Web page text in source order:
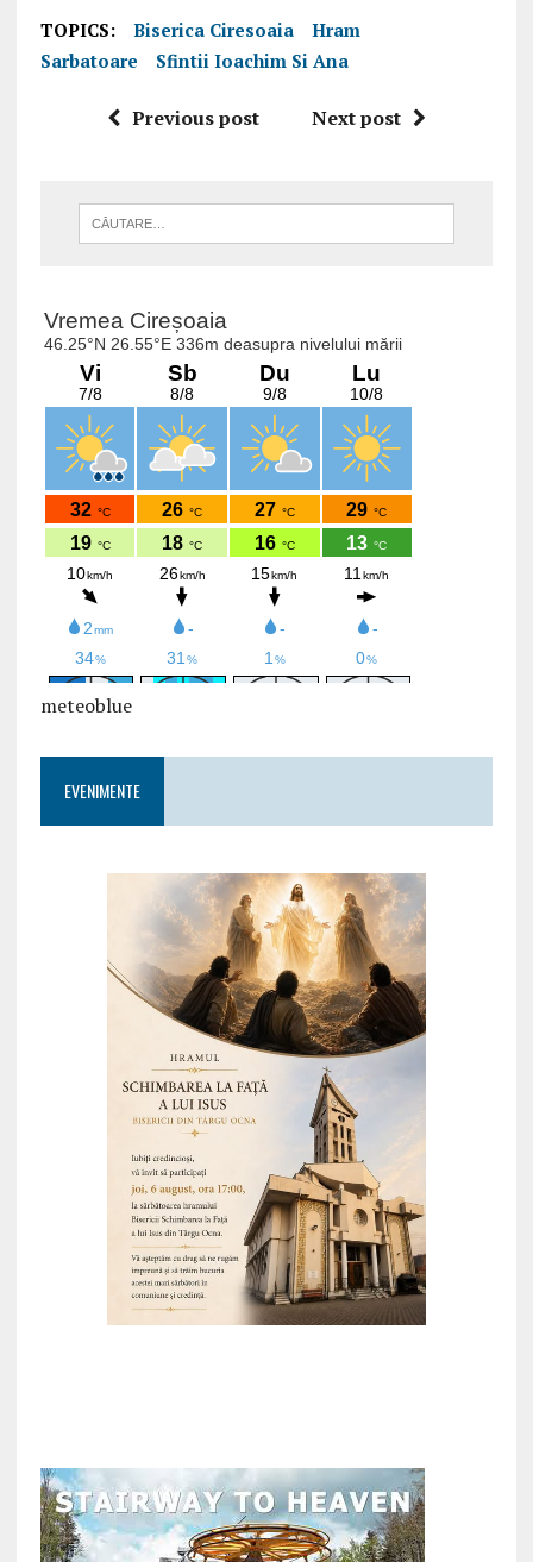
TOPICS: Biserica Ciresoaia
Hram
Sarbatoare
Sfintii Ioachim Si Ana
Previous post Next post
meteoblue
EVENIMENTE